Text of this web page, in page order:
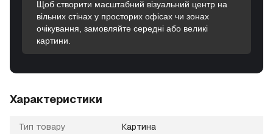
Щоб створити масштабний візуальний центр на
вільних стінах у просторих офісах чи зонах
очікування, замовляйте середні або великі
картини.
Характеристики
Тип товару Картина